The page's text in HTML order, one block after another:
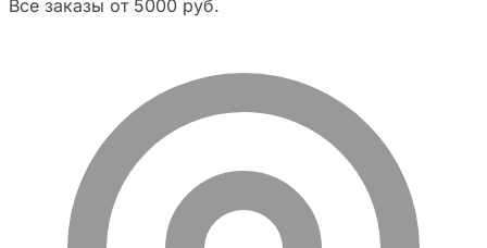
Все заказы от 5000 руб.